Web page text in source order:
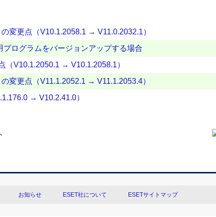
変更点（V10.1.2058.1 → V11.0.2032.1）
ログラムをバージョンアップする場合
（V10.1.2050.1 → V10.1.2058.1）
変更点（V11.1.2052.1 → V11.1.2053.4）
→ V10.2.41.0）
お知らせ ESET社について ESETサイトマップ